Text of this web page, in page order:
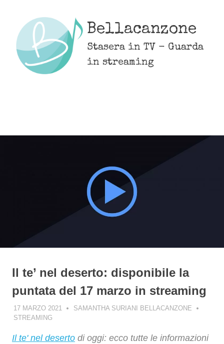
content
Bellacanzone
Stasera in TV - Guarda
in streaming
Il te’ nel deserto: disponibile la
puntata del 17 marzo in streaming
17 MARZO 2021
SAMANTHA SURIANI BELLACANZONE
STREAMING
Il te' nel deserto di oggi: ecco tutte le informazioni